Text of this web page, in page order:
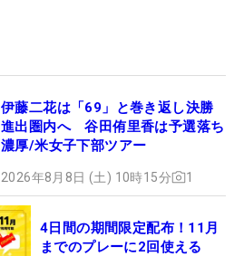
伊藤二花は「69」と巻き返し決勝
進出圏内へ 谷田侑里香は予選落ち
濃厚/米女子下部ツアー
2026年8月8日 (土) 10時15分 1
4日間の期間限定配布！11月
までのプレーに2回使える